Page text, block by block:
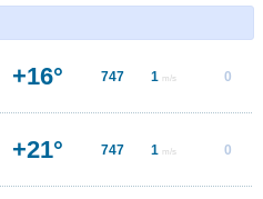
+16° 747 1 m/s 0
+21° 747 1 m/s 0